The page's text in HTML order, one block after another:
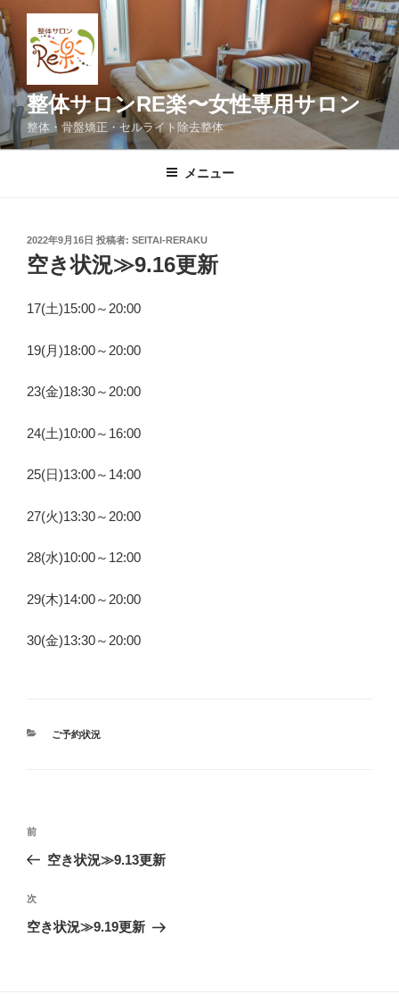
コ
ン
テ
ン
へ
ス
整体サロンRE楽〜女性専用サロン
整体・骨盤矯正・セルライト除去整体
メニュー
投
稿
日:
2022年9月16日 投稿者: SEITAI-RERAKU
空き状況≫9.16更新
17(土)15:00～20:00
19(月)18:00～20:00
23(金)18:30～20:00
24(土)10:00～16:00
25(日)13:00～14:00
27(火)13:30～20:00
28(水)10:00～12:00
29(木)14:00～20:00
30(金)13:30～20:00
カ
ご予約状況
投
ビ
ゲ
前
の
稿
前
空き状況≫9.13更新
次
の
次
空き状況≫9.19更新